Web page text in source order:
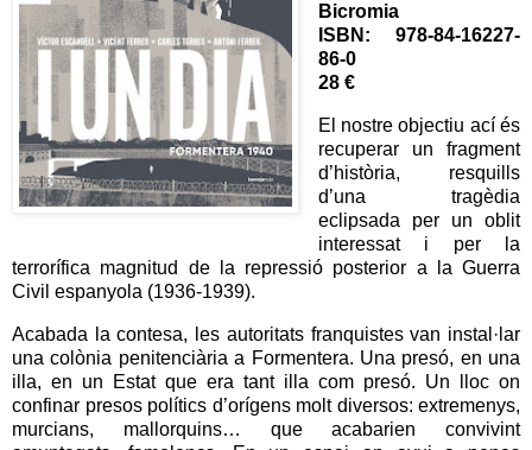
Bicromia
ISBN: 978-84-16227-
86-0
28 €
El nostre objectiu ací és
recuperar un fragment
d’història, resquills
d’una tragèdia
eclipsada per un oblit
interessat i per la
terrorífica magnitud de la repressió posterior a la Guerra
Civil espanyola (1936-1939).
Acabada la contesa, les autoritats franquistes van instal·lar
una colònia penitenciària a Formentera. Una presó, en una
illa, en un Estat que era tant illa com presó. Un lloc on
confinar presos polítics d’orígens molt diversos: extremenys,
murcians, mallorquins… que acabarien convivint